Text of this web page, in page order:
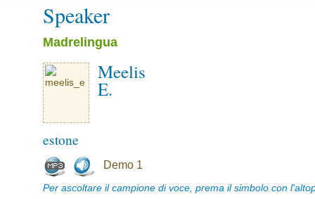
Speaker
Madrelingua
Meelis
E.
estone
Demo 1
Per ascoltare il campione di voce, prema il simbolo con